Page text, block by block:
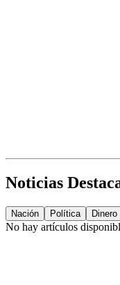
Noticias
Nación Política Dinero
No hay artículos